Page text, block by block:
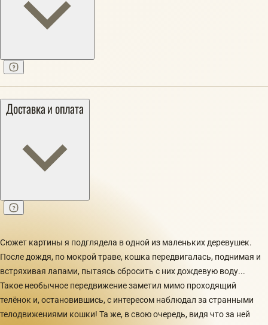
Доставка и оплата
Сюжет картины я подглядела в одной из маленьких деревушек.
После дождя, по мокрой траве, кошка передвигалась, поднимая и
встряхивая лапами, пытаясь сбросить с них дождевую воду...
Такое необычное передвижение заметил мимо проходящий
телёнок и, остановившись, с интересом наблюдал за странными
телодвижениями кошки! Та же, в свою очередь, видя что за ней